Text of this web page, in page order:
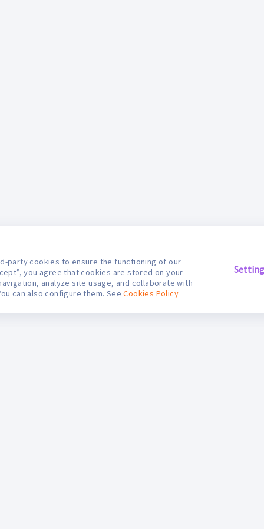
party cookies to ensure the functioning of our
you agree that cookies are stored on your
analyze site usage, and collaborate with
can also configure them. SeeCookies Policy